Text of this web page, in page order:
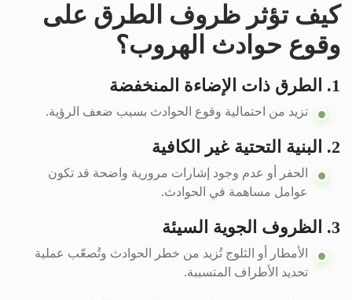
كيف تؤثر ظروف الطرق على
وقوع حوادث الهروب؟
1. الطرق ذات الإضاءة المنخفضة
تزيد من احتمالية وقوع الحوادث بسبب ضعف الرؤية.
2. البنية التحتية غير الكافية
الحفر أو عدم وجود إشارات مرورية واضحة قد تكون
عوامل مساهمة في الحوادث.
3. الظروف الجوية السيئة
الأمطار أو الثلوج تُزيد من خطر الحوادث وتُصعّب عملية
تحديد الأطراف المتسببة.